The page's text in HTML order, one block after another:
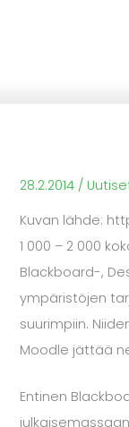
28.2.2014 /
Kuvan lähde:
1 000 – 2 000
Blackboard-,
ympäristöjen
suurimpiin.
Moodle jättää
Entinen